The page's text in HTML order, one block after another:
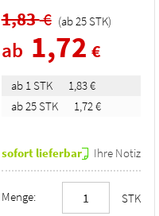
1,83€ (ab25 STK)
ab 1,72 €
ab 1 STK
1,83 €
ab 25 STK
1,72 €
sofort lieferbar Ihre Notiz
Menge: STK